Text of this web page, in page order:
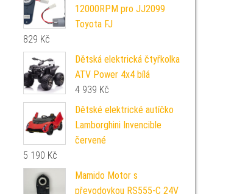
12000RPM pro JJ2099
Toyota FJ
829 Kč
Dětská elektrická čtyřkolka
ATV Power 4x4 bílá
4 939 Kč
Dětské elektrické autíčko
Lamborghini Invencible
červené
5 190 Kč
Mamido Motor s
převodovkou RS555-C 24V